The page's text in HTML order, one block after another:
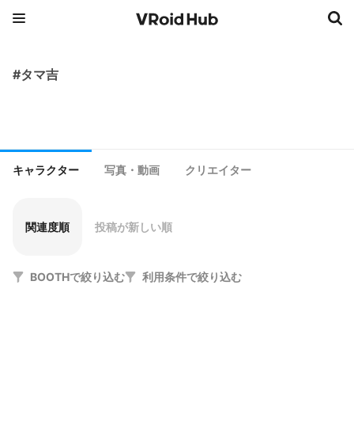
#タマ吉
キャラクター 写真・動画 クリエイター
関連度順 投稿が新しい順
BOOTHで絞り込む 利用条件で絞り込む